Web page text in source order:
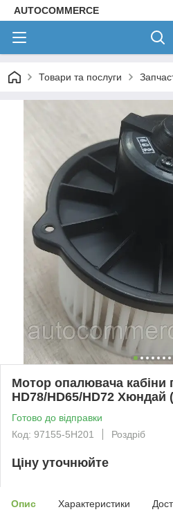
AUTOCOMMERCE
Товари та послуги
Мотор опалювача кабіни
HD78/HD65/HD72 Хюндай
Готово до відправки
Код: 97155-5H201
Роздріб
Ціну уточнюйте
Опис Характеристики